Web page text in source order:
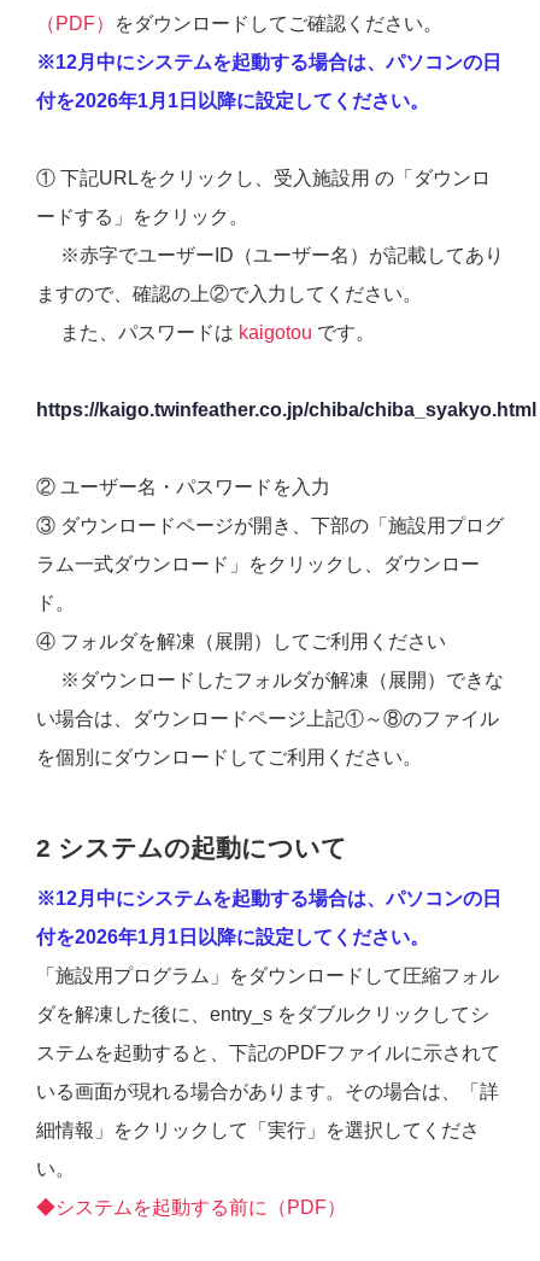
（PDF）
をダウンロードしてご確認ください。
※12月中にシステムを起動する場合は、パソコンの日
付を2026年1月1日以降に設定してください。
① 下記URLをクリックし、受入施設用 の「ダウンロ
ードする」をクリック。
※赤字でユーザーID（ユーザー名）が記載してあり
ますので、確認の上②で入力してください。
また、パスワードは kaigotou です。
https://kaigo.twinfeather.co.jp/chiba/chiba_syakyo.html
② ユーザー名・パスワードを入力
③ ダウンロードページが開き、下部の「施設用プログ
ラム一式ダウンロード」をクリックし、ダウンロー
ド。
④ フォルダを解凍（展開）してご利用ください
※ダウンロードしたフォルダが解凍（展開）できな
い場合は、ダウンロードページ上記①～⑧のファイル
を個別にダウンロードしてご利用ください。
2 システムの起動について
※12月中にシステムを起動する場合は、パソコンの日
付を2026年1月1日以降に設定してください。
「施設用プログラム」をダウンロードして圧縮フォル
ダを解凍した後に、entry_s をダブルクリックしてシ
ステムを起動すると、下記のPDFファイルに示されて
いる画面が現れる場合があります。その場合は、「詳
細情報」をクリックして「実行」を選択してくださ
い。
◆システムを起動する前に（PDF）